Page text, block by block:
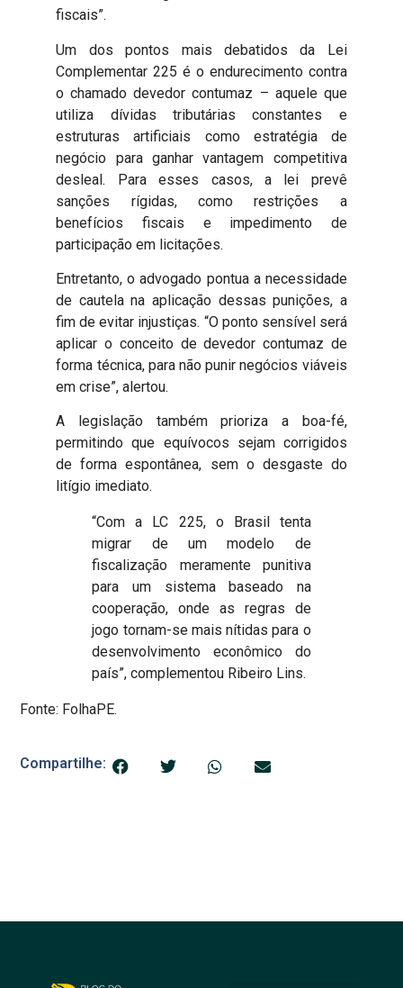
fiscais”.
Um dos pontos mais debatidos da Lei
Complementar 225 é o endurecimento contra
o chamado devedor contumaz – aquele que
utiliza dívidas tributárias constantes e
estruturas artificiais como estratégia de
negócio para ganhar vantagem competitiva
desleal. Para esses casos, a lei prevê
sanções rígidas, como restrições a
benefícios fiscais e impedimento de
participação em licitações.
Entretanto, o advogado pontua a necessidade
de cautela na aplicação dessas punições, a
fim de evitar injustiças. “O ponto sensível será
aplicar o conceito de devedor contumaz de
forma técnica, para não punir negócios viáveis
em crise”, alertou.
A legislação também prioriza a boa-fé,
permitindo que equívocos sejam corrigidos
de forma espontânea, sem o desgaste do
litígio imediato.
“Com a LC 225, o Brasil tenta
migrar de um modelo de
fiscalização meramente punitiva
para um sistema baseado na
cooperação, onde as regras de
jogo tornam-se mais nítidas para o
desenvolvimento econômico do
país”, complementou Ribeiro Lins.
Fonte: FolhaPE.
Compartilhe: